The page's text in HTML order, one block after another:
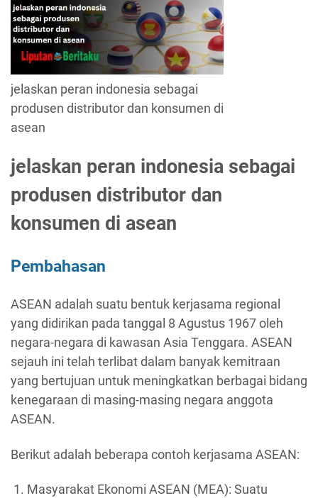
jelaskan peran indonesia sebagai
produsen distributor dan konsumen di
asean
jelaskan peran indonesia sebagai
produsen distributor dan
konsumen di asean
Pembahasan
ASEAN adalah suatu bentuk kerjasama regional
yang didirikan pada tanggal 8 Agustus 1967 oleh
negara-negara di kawasan Asia Tenggara. ASEAN
sejauh ini telah terlibat dalam banyak kemitraan
yang bertujuan untuk meningkatkan berbagai bidang
kenegaraan di masing-masing negara anggota
ASEAN.
Berikut adalah beberapa contoh kerjasama ASEAN:
Masyarakat Ekonomi ASEAN (MEA): Suatu